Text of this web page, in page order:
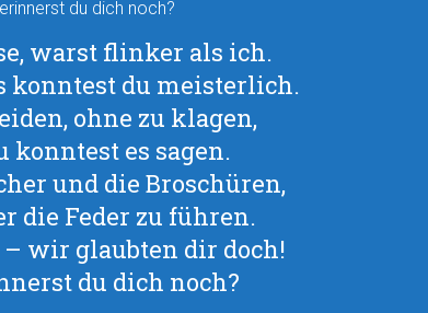
du dich noch?
warst flinker als ich.
konntest du meisterlich.
ohne zu klagen,
konntest es sagen.
und die Broschüren,
die Feder zu führen.
wir glaubten dir doch!
du dich noch?